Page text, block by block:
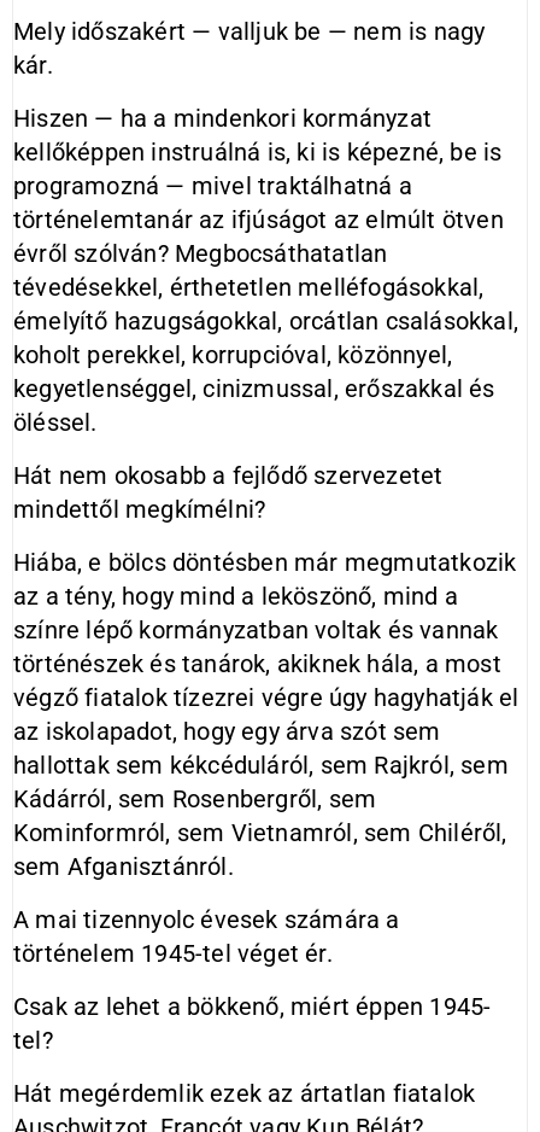
Mely időszakért — valljuk be — nem is nagy
kár.
Hiszen — ha a mindenkori kormányzat
kellőképpen instruálná is, ki is képezné, be is
programozná — mivel traktálhatná a
történelemtanár az ifjúságot az elmúlt ötven
évről szólván? Megbocsáthatatlan
tévedésekkel, érthetetlen melléfogásokkal,
émelyítő hazugságokkal, orcátlan csalásokkal,
koholt perekkel, korrupcióval, közönnyel,
kegyetlenséggel, cinizmussal, erőszakkal és
öléssel.
Hát nem okosabb a fejlődő szervezetet
mindettől megkímélni?
Hiába, e bölcs döntésben már megmutatkozik
az a tény, hogy mind a leköszönő, mind a
színre lépő kormányzatban voltak és vannak
történészek és tanárok, akiknek hála, a most
végző fiatalok tízezrei végre úgy hagyhatják el
az iskolapadot, hogy egy árva szót sem
hallottak sem kékcéduláról, sem Rajkról, sem
Kádárról, sem Rosenbergről, sem
Kominformról, sem Vietnamról, sem Chiléről,
sem Afganisztánról.
A mai tizennyolc évesek számára a
történelem 1945-tel véget ér.
Csak az lehet a bökkenő, miért éppen 1945-
tel?
Hát megérdemlik ezek az ártatlan fiatalok